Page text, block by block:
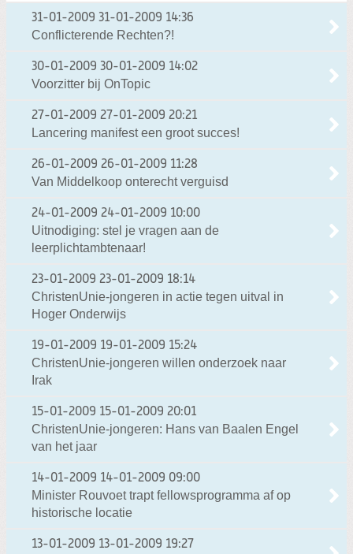
31-01-2009 31-01-2009 14:36
Conflicterende Rechten?!
30-01-2009 30-01-2009 14:02
Voorzitter bij OnTopic
27-01-2009 27-01-2009 20:21
Lancering manifest een groot succes!
26-01-2009 26-01-2009 11:28
Van Middelkoop onterecht verguisd
24-01-2009 24-01-2009 10:00
Uitnodiging: stel je vragen aan de
leerplichtambtenaar!
23-01-2009 23-01-2009 18:14
ChristenUnie-jongeren in actie tegen uitval in
Hoger Onderwijs
19-01-2009 19-01-2009 15:24
ChristenUnie-jongeren willen onderzoek naar
Irak
15-01-2009 15-01-2009 20:01
ChristenUnie-jongeren: Hans van Baalen Engel
van het jaar
14-01-2009 14-01-2009 09:00
Minister Rouvoet trapt fellowsprogramma af op
historische locatie
13-01-2009 13-01-2009 19:27